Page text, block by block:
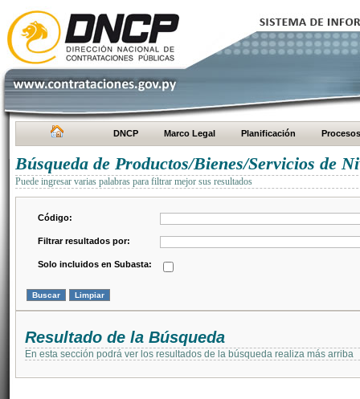
DNCP Marco Legal Planificación Procesos
Búsqueda de Productos/Bienes/Servicios de
Puede ingresar varias palabras para filtrar mejor sus resultados
Código:
Filtrar resultados por:
Solo incluidos en Subasta:
Resultado de la Búsqueda
En esta sección podrá ver los resultados de la búsqueda realiza más arriba